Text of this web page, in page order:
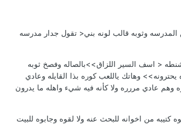
وثوبه قالب لونه بني< تقول جدار مدرسه
< اسف السير اللزاق>>بالصاله وفصخ ثوبه
وهاتك ياللعب كوره بذا القايله وعادي
وهم عادي مررره ولا كأنه فيه شيء واهله ما يدرون
كتيبه من اخوانه للبحث عنه ولا لقوه وجابوه للبيت